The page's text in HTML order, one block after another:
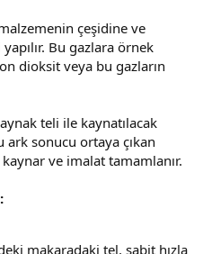
çeşidine ve
Bu gazlara örnek
dioksit veya bu gazların
teli ile kaynatılacak
ark sonucu ortaya çıkan
ve imalat tamamlanır.
makaradaki tel, sabit hızla